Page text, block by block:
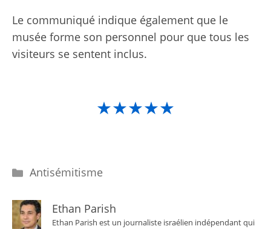
Le communiqué indique également que le
musée forme son personnel pour que tous les
visiteurs se sentent inclus.
★★★★★
Catégories
Antisémitisme
Ethan Parish
Ethan Parish est un journaliste israélien indépendant qui